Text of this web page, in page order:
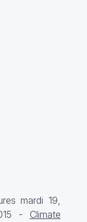
mardi 19,
- Climate